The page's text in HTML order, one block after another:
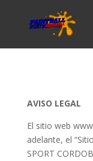
AVISO LEGAL
El sitio web
adelante, el
SPORT